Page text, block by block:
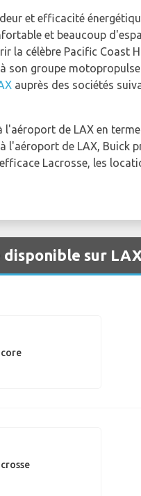
et efficacité
et beaucoup
célèbre Pacific Coast
son groupe
auprès des sociétés
de LAX en
de LAX, Buick
Lacrosse, les
disponible sur